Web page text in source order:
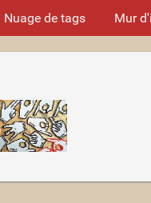
Nuage de tags Mur